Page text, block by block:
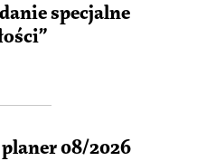
specjalne
08/2026